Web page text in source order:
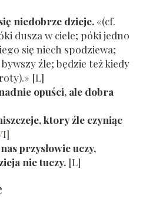
niedobrze dzieje.«(cf.
dusza w ciele; póki jedno
się niech spodziewa;
źle; będzie też kiedy
[L]
opuści, ale dobra
ktory źle czyniąc
]
przysłowie uczy,
nie tuczy. [L]